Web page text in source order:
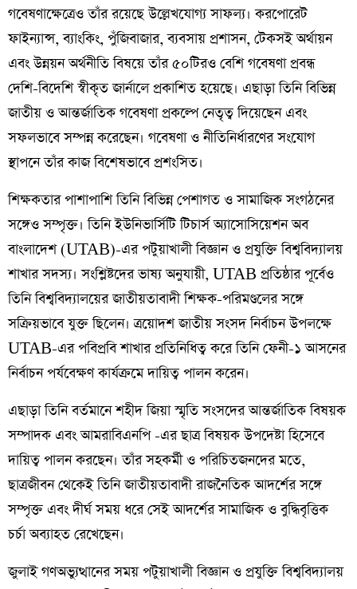
গবেষণাক্ষেত্রেও তাঁর রয়েছে উল্লেখযোগ্য সাফল্য। করপোরেট
ফাইন্যান্স, ব্যাংকিং, পুঁজিবাজার, ব্যবসায় প্রশাসন, টেকসই অর্থায়ন
এবং উন্নয়ন অর্থনীতি বিষয়ে তাঁর ৫০টিরও বেশি গবেষণা প্রবন্ধ
দেশি-বিদেশি স্বীকৃত জার্নালে প্রকাশিত হয়েছে। এছাড়া তিনি বিভিন্ন
জাতীয় ও আন্তর্জাতিক গবেষণা প্রকল্পে নেতৃত্ব দিয়েছেন এবং
সফলভাবে সম্পন্ন করেছেন। গবেষণা ও নীতিনির্ধারণের সংযোগ
স্থাপনে তাঁর কাজ বিশেষভাবে প্রশংসিত।
শিক্ষকতার পাশাপাশি তিনি বিভিন্ন পেশাগত ও সামাজিক সংগঠনের
সঙ্গেও সম্পৃক্ত। তিনি ইউনিভার্সিটি টিচার্স অ্যাসোসিয়েশন অব
বাংলাদেশ (UTAB)-এর পটুয়াখালী বিজ্ঞান ও প্রযুক্তি বিশ্ববিদ্যালয়
শাখার সদস্য। সংশ্লিষ্টদের ভাষ্য অনুযায়ী, UTAB প্রতিষ্ঠার পূর্বেও
তিনি বিশ্ববিদ্যালয়ের জাতীয়তাবাদী শিক্ষক-পরিমণ্ডলের সঙ্গে
সক্রিয়ভাবে যুক্ত ছিলেন। ত্রয়োদশ জাতীয় সংসদ নির্বাচন উপলক্ষে
UTAB-এর পবিপ্রবি শাখার প্রতিনিধিত্ব করে তিনি ফেনী-১ আসনের
নির্বাচন পর্যবেক্ষণ কার্যক্রমে দায়িত্ব পালন করেন।
এছাড়া তিনি বর্তমানে শহীদ জিয়া স্মৃতি সংসদের আন্তর্জাতিক বিষয়ক
সম্পাদক এবং আমরাবিএনপি -এর ছাত্র বিষয়ক উপদেষ্টা হিসেবে
দায়িত্ব পালন করছেন। তাঁর সহকর্মী ও পরিচিতজনদের মতে,
ছাত্রজীবন থেকেই তিনি জাতীয়তাবাদী রাজনৈতিক আদর্শের সঙ্গে
সম্পৃক্ত এবং দীর্ঘ সময় ধরে সেই আদর্শের সামাজিক ও বুদ্ধিবৃত্তিক
চর্চা অব্যাহত রেখেছেন।
জুলাই গণঅভ্যুত্থানের সময় পটুয়াখালী বিজ্ঞান ও প্রযুক্তি বিশ্ববিদ্যালয়